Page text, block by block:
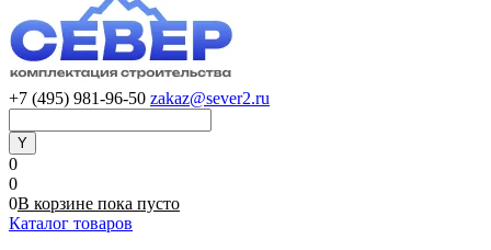
+7 (495) 981-96-50 zakaz@sever2.ru
0
0
0В корзине пока пусто
Каталог товаров